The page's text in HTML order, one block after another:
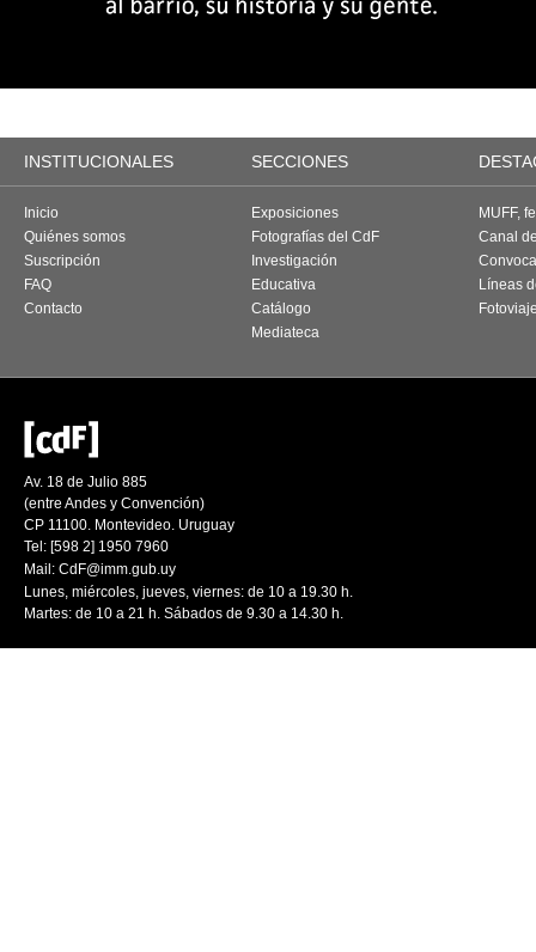
INSTITUCIONALES SECCIONES
Inicio
Quiénes somos
Suscripción
FAQ
Contacto
Exposiciones
Fotografías del CdF
Investigación
Educativa
Catálogo
Mediateca
MUFF,
Canal
Líneas
Av. 18 de Julio 885
(entre Andes y Convención)
CP 11100. Montevideo. Uruguay
Tel: [598 2] 1950 7960
Mail: CdF@imm.gub.uy
Lunes, miércoles, jueves, viernes: de 10 a 19.30 h.
Martes: de 10 a 21 h. Sábados de 9.30 a 14.30 h.